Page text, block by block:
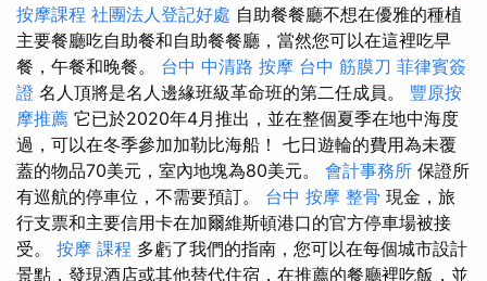
按摩課程 社團法人登記好處 自助餐餐廳不想在優雅的種植
主要餐廳吃自助餐和自助餐餐廳，當然您可以在這裡吃早
餐，午餐和晚餐。 台中 中清路 按摩 台中 筋膜刀 菲律賓簽
證 名人頂將是名人邊緣班級革命班的第二任成員。 豐原按
摩推薦 它已於2020年4月推出，並在整個夏季在地中海度
過，可以在冬季參加加勒比海船！ 七日遊輪的費用為未覆
蓋的物品70美元，室內地塊為80美元。 會計事務所 保證所
有巡航的停車位，不需要預訂。 台中 按摩 整骨 現金，旅
行支票和主要信用卡在加爾維斯頓港口的官方停車場被接
受。 按摩 課程 多虧了我們的指南，您可以在每個城市設計
景點，發現酒店或其他替代住宿，在推薦的餐廳裡吃飯，並